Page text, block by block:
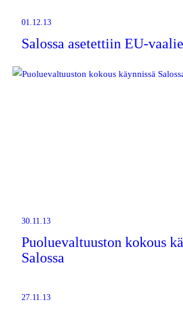
01.12.13
Salossa asetettiin EU-
30.11.13
Puoluevaltuuston kokous
Salossa
27.11.13